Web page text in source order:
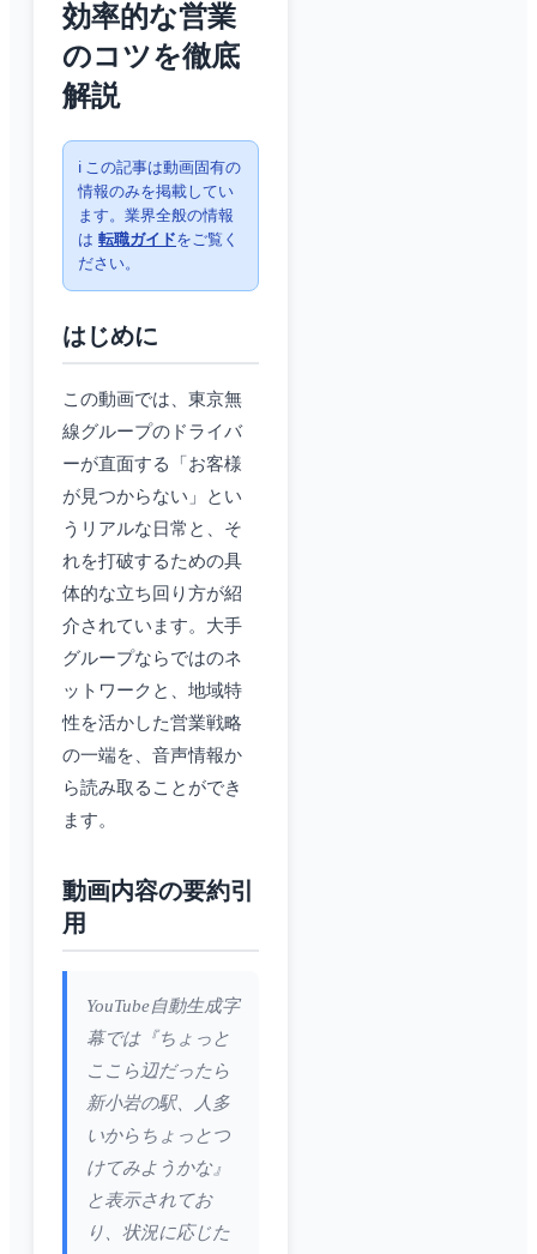
効率的な営業
のコツを徹底
解説
ℹ️ この記事は動画固有の
情報のみを掲載してい
ます。業界全般の情報
は 転職ガイドをご覧く
ださい。
はじめに
この動画では、東京無
線グループのドライバ
ーが直面する「お客様
が見つからない」とい
うリアルな日常と、そ
れを打破するための具
体的な立ち回り方が紹
介されています。大手
グループならではのネ
ットワークと、地域特
性を活かした営業戦略
の一端を、音声情報か
ら読み取ることができ
ます。
動画内容の要約引
用
YouTube自動生成字
幕では『ちょっと
ここら辺だったら
新小岩の駅、人多
いからちょっとつ
けてみようかな』
と表示されてお
り、状況に応じた